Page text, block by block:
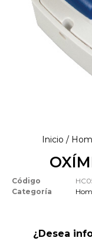
Inicio /
Código
Categoría
¿Desea